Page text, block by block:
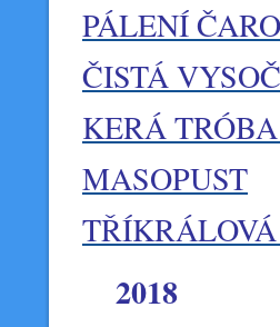
PÁLENÍ
ČISTÁ
KERÁ
MASOPUST
2018